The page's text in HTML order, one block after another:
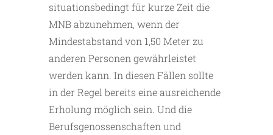
situationsbedingt für kurze Zeit die
MNB abzunehmen, wenn der
Mindestabstand von 1,50 Meter zu
anderen Personen gewährleistet
werden kann. In diesen Fällen sollte
in der Regel bereits eine ausreichende
Erholung möglich sein. Und die
Berufsgenossenschaften und